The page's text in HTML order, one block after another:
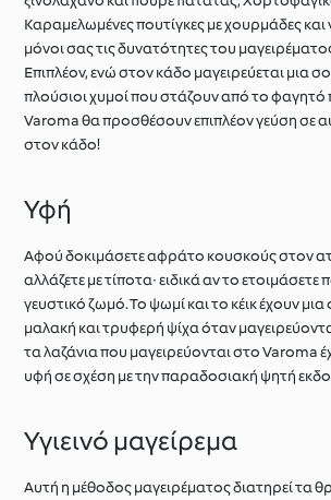
Καραμελωμένες πουτίγκες με χουρμάδες
μόνοι σας τις δυνατότητες του
Επιπλέον, ενώ στον κάδο μαγειρεύεται μια
πλούσιοι χυμοί που στάζουν από το φαγητό
Varoma θα προσθέσουν επιπλέον γεύση σε
στον κάδο!
Υφή
Αφού δοκιμάσετε αφράτο κουσκούς στον
αλλάζετε με τίποτα∙ ειδικά αν το
γευστικό ζωμό. Το ψωμί και το κέικ έχουν
μαλακή και τρυφερή ψίχα όταν
τα λαζάνια που μαγειρεύονται στο Varoma
υφή σε σχέση με την παραδοσιακή ψητή
Υγιεινό μαγείρεμα
Αυτή η μέθοδος μαγειρέματος διατηρεί τα